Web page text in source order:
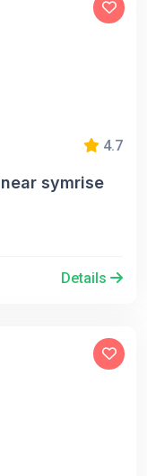
4.7
symrise
Details